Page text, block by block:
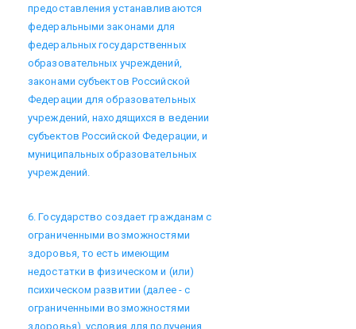
предоставления устанавливаются
федеральными законами для
федеральных государственных
образовательных учреждений,
законами субъектов Российской
Федерации для образовательных
учреждений, находящихся в ведении
субъектов Российской Федерации, и
муниципальных образовательных
учреждений.
6. Государство создает гражданам с
ограниченными возможностями
здоровья, то есть имеющим
недостатки в физическом и (или)
психическом развитии (далее - с
ограниченными возможностями
здоровья), условия для получения